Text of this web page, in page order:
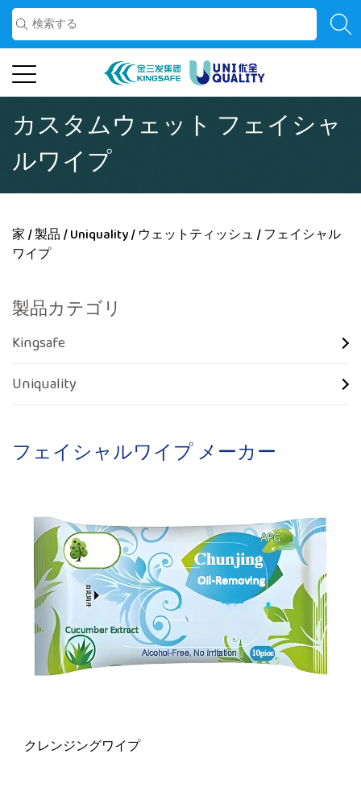
カスタムウェット フェイシャ
ルワイプ
家 /製品 /Uniquality/ ウェットティッシュ /フェイシャル
ワイプ
フェイシャルワイプ メーカー
クレンジングワイプ
製品カテゴリ
Kingsafe
Uniquality